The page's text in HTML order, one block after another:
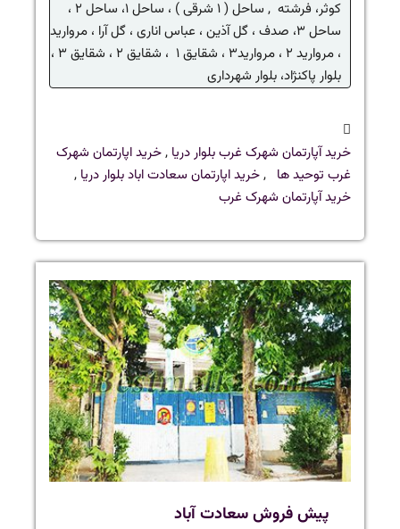
کوثر، فرشته , ساحل ( ۱ شرقی ) ، ساحل ۱، ساحل ۲ ،
ساحل ۳، صدف ، گل آذین ،
عباس اناری ، گل آرا ، مروارید
، مروارید ۲ ، مروارید۳ ، شقایق ۱ ، شقایق ۲ ، شقایق ۳ ،
بلوار پاکنژاد، بلوار شهرداری
خرید آپارتمان شهرک غرب بلوار دریا ,خرید اپارتمان شهرک
غرب توحید ها ,خرید اپارتمان سعادت اباد بلوار دریا ,
خرید آپارتمان شهرک غرب
پیش فروش سعادت آباد